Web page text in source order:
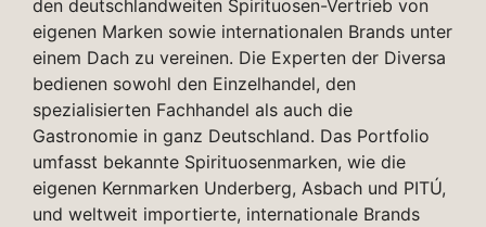
den deutschlandweiten Spirituosen-Vertrieb von
eigenen Marken sowie internationalen Brands unter
einem Dach zu vereinen. Die Experten der Diversa
bedienen sowohl den Einzelhandel, den
spezialisierten Fachhandel als auch die
Gastronomie in ganz Deutschland. Das Portfolio
umfasst bekannte Spirituosenmarken, wie die
eigenen Kernmarken Underberg, Asbach und PITÚ,
und weltweit importierte, internationale Brands